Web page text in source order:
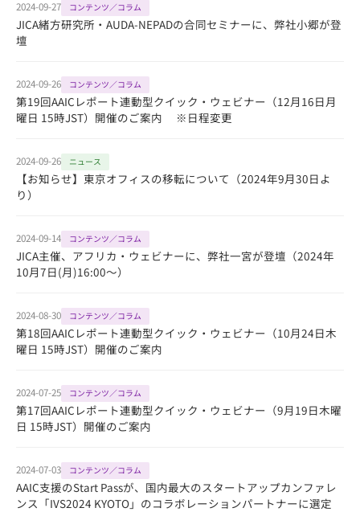
2024-09-27 コンテンツ／コラム
JICA緒方研究所・AUDA-NEPADの合同セミナーに、弊社小郷が登
壇
2024-09-26 コンテンツ／コラム
第19回AAICレポート連動型クイック・ウェビナー（12月16日月
曜日 15時JST）開催のご案内 ※日程変更
2024-09-26 ニュース
【お知らせ】東京オフィスの移転について（2024年9月30日よ
り）
2024-09-14 コンテンツ／コラム
JICA主催、アフリカ・ウェビナーに、弊社一宮が登壇（2024年
10月7日(月)16:00～）
2024-08-30 コンテンツ／コラム
第18回AAICレポート連動型クイック・ウェビナー（10月24日木
曜日 15時JST）開催のご案内
2024-07-25 コンテンツ／コラム
第17回AAICレポート連動型クイック・ウェビナー（9月19日木曜
日 15時JST）開催のご案内
2024-07-03 コンテンツ／コラム
AAIC支援のStart Passが、国内最大のスタートアップカンファレ
ンス「IVS2024 KYOTO」のコラボレーションパートナーに選定